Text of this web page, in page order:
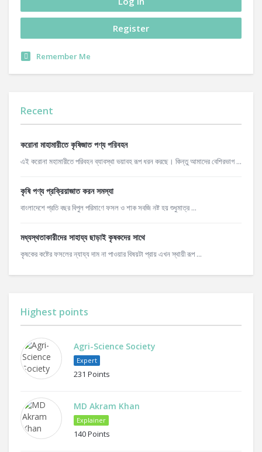
Remember Me
Recent
করোনা মাহামারীতে কৃষিজাত পণ্য পরিবহন
এই করোনা মহামারীতে পরিবহন ব্যাবস্থা ভয়াবহ রূপ ধরন করছে। কিন্তু আমাদের বেশিরভাগ ...
কৃষি পণ্য প্রক্রিয়াজাত করন সমস্যা
বাংলাদেশে প্রতি বছর বিপুল পরিমাণে ফসল ও শাক সবজি নষ্ট হয় শুধুমাত্র ...
মধ্যস্থতাকারীদের সাহায্য ছাড়াই কৃষকদের সাথে
কৃষকের কষ্টের ফসলের ন্যায্য দাম না পাওয়ার বিষয়টা প্রায় এখন স্থায়ী রূপ ...
Highest points
Agri-Science Society
Expert
231 Points
MD Akram Khan
Explainer
140 Points